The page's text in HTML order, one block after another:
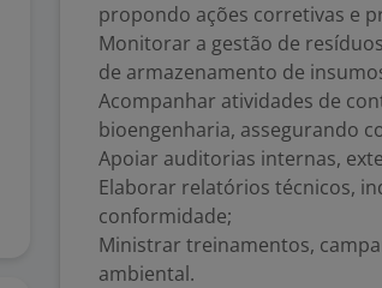
propondo ações corretivas e
Monitorar a gestão de
de armazenamento de
Acompanhar atividades de
bioengenharia, assegurando
Apoiar auditorias internas,
Elaborar relatórios técnicos,
conformidade;
Ministrar treinamentos,
ambiental.